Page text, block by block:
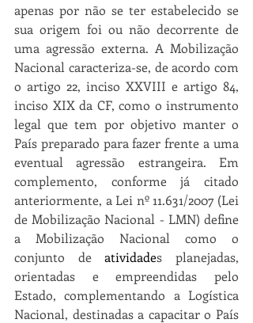
apenas por não se ter estabelecido se
sua origem foi ou não decorrente de
uma agressão externa. A Mobilização
Nacional caracteriza-se, de acordo com
o artigo 22, inciso XXVIII e artigo 84,
inciso XIX da CF, como o instrumento
legal que tem por objetivo manter o
País preparado para fazer frente a uma
eventual agressão estrangeira. Em
complemento, conforme já citado
anteriormente, a Lei nº 11.631/2007 (Lei
de Mobilização Nacional - LMN) define
a Mobilização Nacional como o
conjunto de atividades planejadas,
orientadas e empreendidas pelo
Estado, complementando a Logística
Nacional, destinadas a capacitar o País